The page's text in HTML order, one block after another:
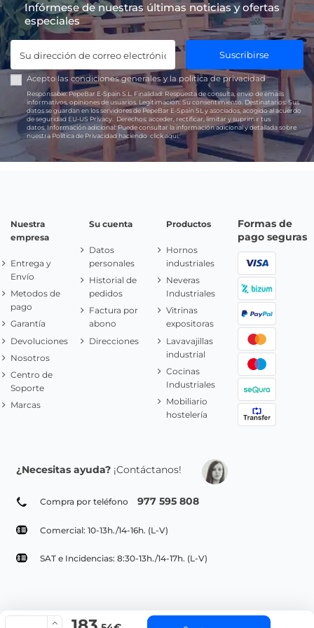
Infórmese de nuestras últimas noticias y ofertas
especiales
Suscribirse
Acepto las condiciones generales y lapolítica de privacidad
Responsable:PepeBar E-Spain S.L. Finalidad: Respuesta de consulta, envío de emails
informativos, opiniones de usuarios. Legitimación: Su consentimiento. Destinatarios: Sus
datos se guardan en los servidores de PepeBar E-Spain SL y asociados, acogido al acuerdo
de seguridad EU-US Privacy.
Derechos: acceder, rectificar, limitar y suprimir tus
datos. Información adicional:Puede consultar la información adicional y detallada sobre
nuestra Política de Privacidad haciendoclick aquí.
Nuestra
empresa
Entrega y
Envío
Metodos de
pago
Garantía
Devoluciones
Nosotros
Centro de
Soporte
Marcas
Su cuenta
Datos
personales
Historial de
pedidos
Factura por
abono
Direcciones
Productos
Hornos
industriales
Neveras
Industriales
Vitrinas
expositoras
Lavavajillas
industrial
Cocinas
Industriales
Mobiliario
hostelería
Formas de
pago seguras
¿Necesitas ayuda? ¡Contáctanos!
Compra por teléfono 977 595 808
Comercial: 10-13h./14-16h. (L-V)
SAT e Incidencias: 8:30-13h./14-17h. (L-V)
© Copyright 2022 PepeBar.com |
Aviso legal y